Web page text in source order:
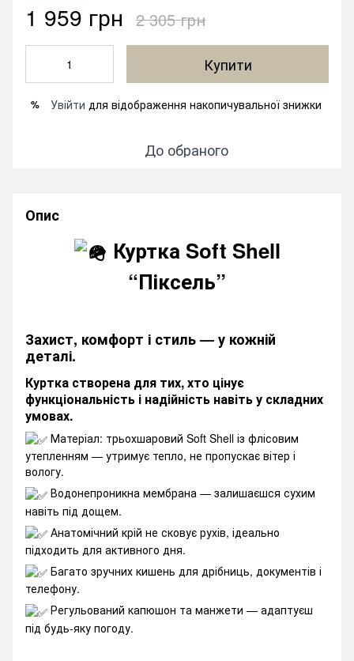
1 959 грн 2 305 грн
Купити
% Увійти для відображення накопичувальної знижки
До обраного
Опис
Куртка Soft Shell
“Піксель”
Захист, комфорт і стиль — у кожній
деталі.
Куртка створена для тих, хто цінує
функціональність і надійність навіть у складних
умовах.
Матеріал: трьохшаровий Soft Shell із флісовим
утепленням — утримує тепло, не пропускає вітер і
вологу.
Водонепроникна мембрана — залишаєшся сухим
навіть під дощем.
Анатомічний крій не сковує рухів, ідеально
підходить для активного дня.
Багато зручних кишень для дрібниць, документів і
телефону.
Регульований капюшон та манжети — адаптуєш
під будь-яку погоду.